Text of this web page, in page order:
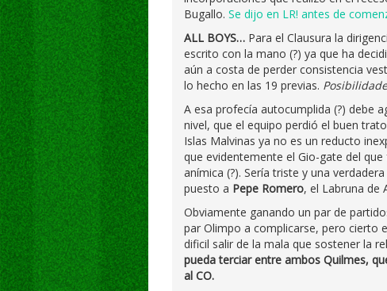
Bugallo. Se dijo en LR! antes de
ALL BOYS… Para el Clausura la
escrito con la mano (?) ya que ha
aún a costa de perder consistencia
lo hecho en las 19 previas.
A esa profecía autocumplida (?) debe
nivel, que el equipo perdió el buen
Islas Malvinas ya no es un reducto
que evidentemente el Gio-gate del
anímica (?). Sería triste y una
puesto a Pepe Romero, el Labruna de
Obviamente ganando un par de
par Olimpo a complicarse, pero cierto
dificil salir de la mala que sostener la
pueda terciar entre ambos Quilmes,
al CO.